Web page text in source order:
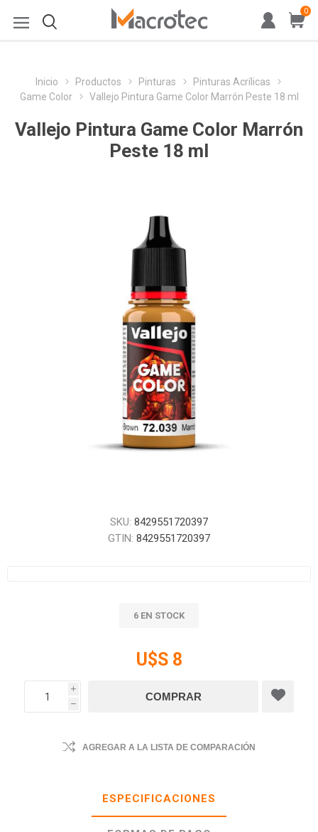
0
Inicio Productos Pinturas
Pinturas Acrílicas
Game Color
Vallejo Pintura Game Color Marrón Peste 18 ml
Vallejo Pintura Game Color Marrón
Peste 18 ml
SKU: 8429551720397
GTIN: 8429551720397
6 EN STOCK
U$S 8
i
h
AGREGAR A LA LISTA DE COMPARACIÓN
ESPECIFICACIONES